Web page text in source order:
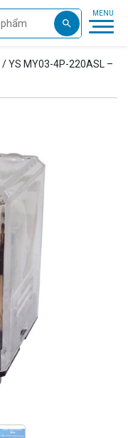
/ YS MY03-4P-220ASL –